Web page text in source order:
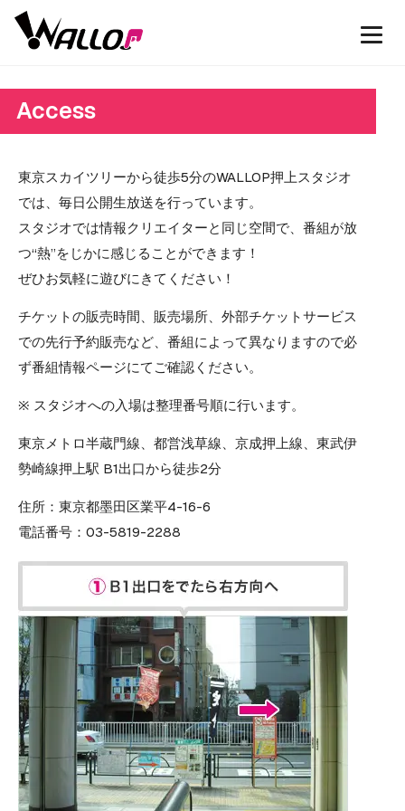
Access
東京スカイツリーから徒歩5分のWALLOP押上スタジオ
では、毎日公開生放送を行っています。
スタジオでは情報クリエイターと同じ空間で、番組が放
つ“熱”をじかに感じることができます！
ぜひお気軽に遊びにきてください！
チケットの販売時間、販売場所、外部チケットサービス
での先行予約販売など、番組によって異なりますので必
ず番組情報ページにてご確認ください。
※ スタジオへの入場は整理番号順に行います。
東京メトロ半蔵門線、都営浅草線、京成押上線、東武伊
勢崎線押上駅 B1出口から徒歩2分
住所： 東京都墨田区業平4-16-6
電話番号： 03-5819-2288